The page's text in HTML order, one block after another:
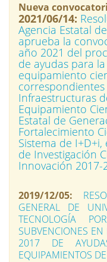
Nueva
2021/06/14:
Agencia Estatal
aprueba la
año 2021 del
de ayudas para
equipamiento
Infraestructuras
Equipamiento
Estatal de
Fortalecimiento
Sistema de
de Investigación
Innovación 2017-
2019/12/05:
GENERAL DE
TECNOLOGÍA
SUBVENCIONES
2017 DE
EQUIPAMIENTOS